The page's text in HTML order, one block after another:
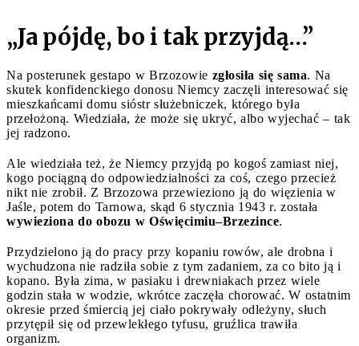
„Ja pójdę, bo i tak przyjdą…”
Na posterunek gestapo w Brzozowie zgłosiła się sama. Na
skutek konfidenckiego donosu Niemcy zaczęli interesować się
mieszkańcami domu sióstr służebniczek, którego była
przełożoną. Wiedziała, że może się ukryć, albo wyjechać – tak
jej radzono.
Ale wiedziała też, że Niemcy przyjdą po kogoś zamiast niej,
kogo pociągną do odpowiedzialności za coś, czego przecież
nikt nie zrobił. Z Brzozowa przewieziono ją do więzienia w
Jaśle, potem do Tarnowa, skąd 6 stycznia 1943 r. została
wywieziona do obozu w Oświęcimiu–Brzezince.
Przydzielono ją do pracy przy kopaniu rowów, ale drobna i
wychudzona nie radziła sobie z tym zadaniem, za co bito ją i
kopano. Była zima, w pasiaku i drewniakach przez wiele
godzin stała w wodzie, wkrótce zaczęła chorować. W ostatnim
okresie przed śmiercią jej ciało pokrywały odleżyny, słuch
przytępił się od przewlekłego tyfusu, gruźlica trawiła
organizm.